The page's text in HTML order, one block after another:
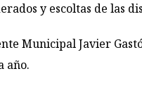
y escoltas de las
Municipal Javier
año.